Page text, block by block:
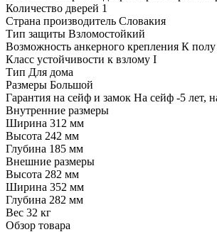
Количество дверей 1
Страна производитель Словакия
Тип защиты Взломостойкий
Возможность анкерного крепления К полу
Класс устойчивости к взлому I
Тип Для дома
Размеры Большой
Гарантия на сейф и замок На сейф -5 лет,
Внутренние размеры
Ширина 312 мм
Высота 242 мм
Глубина 185 мм
Внешние размеры
Высота 282 мм
Ширина 352 мм
Глубина 282 мм
Вес 32 кг
Обзор товара